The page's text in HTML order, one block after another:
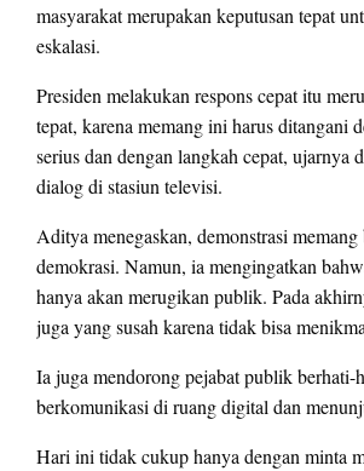
masyarakat merupakan keputusan tepat
eskalasi.
Presiden melakukan respons cepat itu
tepat, karena memang ini harus ditangani
serius dan dengan langkah cepat, ujarnya
dialog di stasiun televisi.
Aditya menegaskan, demonstrasi memang
demokrasi. Namun, ia mengingatkan
hanya akan merugikan publik. Pada
juga yang susah karena tidak bisa
Ia juga mendorong pejabat publik berhati-
berkomunikasi di ruang digital dan
Hari ini tidak cukup hanya dengan minta